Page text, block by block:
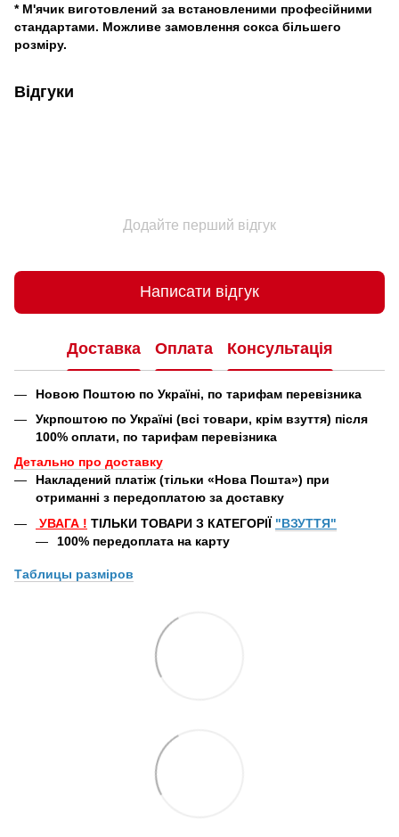
* М'ячик виготовлений за встановленими професійними
стандартами. Можливе замовлення сокса більшего
розміру.
Відгуки
Додайте перший відгук
Написати відгук
Доставка Оплата Консультація
Новою Поштою по Україні, по тарифам перевізника
Укрпоштою по Україні (всі товари, крім взуття) після
100% оплати, по тарифам перевізника
Детально про доставку
Накладений платіж (тільки «Нова Пошта») при
отриманні з передоплатою за доставку
УВАГА ! ТІЛЬКИ ТОВАРИ З КАТЕГОРІЇ "ВЗУТТЯ"
100% передоплата на карту
Таблицы разміров